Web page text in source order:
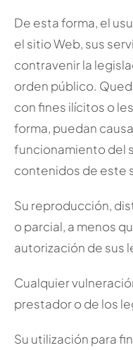
De esta forma, el
el sitio Web, sus
contravenir la
orden público.
con fines ilícitos o
forma, puedan
funcionamiento del
contenidos de este
Su reproducción,
o parcial, a menos
autorización de sus
Cualquier
prestador o de los
Su utilización para